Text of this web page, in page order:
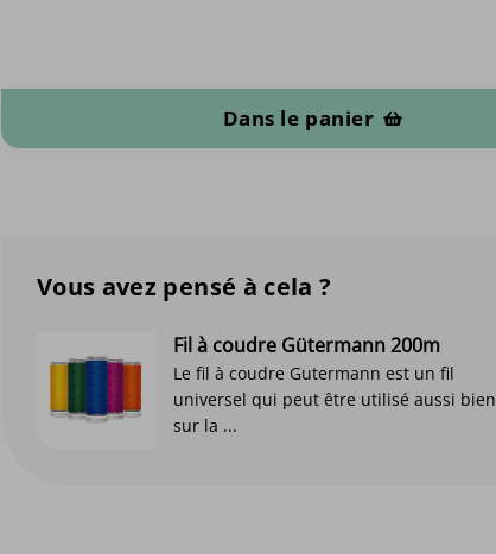
Dans le panier
Vous avez pensé à cela ?
Fil à coudre Gütermann 200m
Le fil à coudre Gutermann est un fil
universel qui peut être utilisé aussi bien
sur la ...